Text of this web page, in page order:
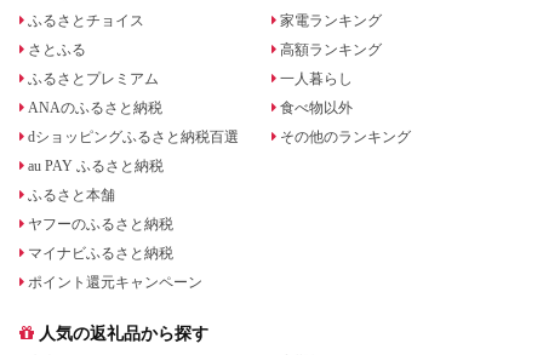
ふるさとチョイス
さとふる
ふるさとプレミアム
ANAのふるさと納税
dショッピングふるさと納税百選
au PAY ふるさと納税
ふるさと本舗
ヤフーのふるさと納税
マイナビふるさと納税
ポイント還元キャンペーン
家電ランキング
高額ランキング
一人暮らし
食べ物以外
その他のランキング
人気の返礼品から探す